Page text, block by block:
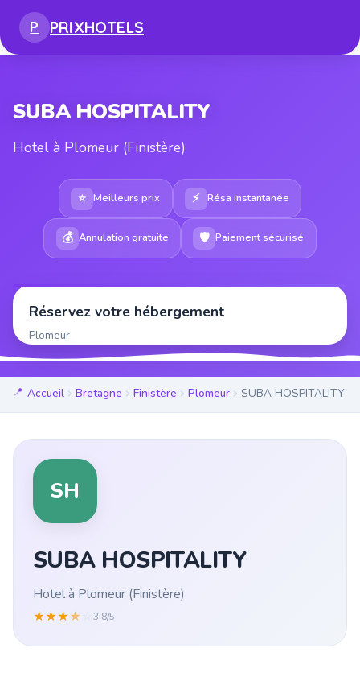
P PRIXHOTELS
SUBA HOSPITALITY
Hotel à Plomeur (Finistère)
⭐ Meilleurs prix ⚡ Résa instantanée
💰 Annulation gratuite 🛡 Paiement sécurisé
Réservez votre hébergement
Plomeur
Accueil Bretagne Finistère Plomeur SUBA HOSPITALITY
SH
SUBA HOSPITALITY
Hotel à Plomeur (Finistère)
★★★★ 3.8/5